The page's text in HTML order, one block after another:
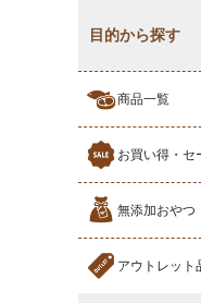
目的から探す
商品一覧
お買い得・セ
無添加おやつ
アウトレット